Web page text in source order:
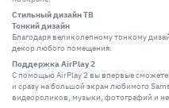
Стильный дизайн ТВ
Тонкий дизайн
Благодаря великолепному тонкому
декор любого помещения.
Поддержка AirPlay 2
С помощью AirPlay 2 вы впервые сможете
и сразу на большой экран любимого
видеороликов, музыки, фотографий и не